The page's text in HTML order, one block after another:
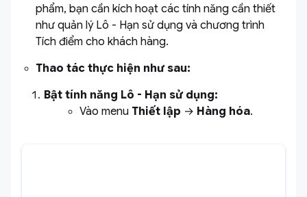
phẩm, bạn cần kích hoạt các tính năng cần thiết
như quản lý Lô - Hạn sử dụng và chương trình
Tích điểm cho khách hàng.
Thao tác thực hiện như sau:
Bật tính năng Lô - Hạn sử dụng:
Vào menu Thiết lập → Hàng hóa.